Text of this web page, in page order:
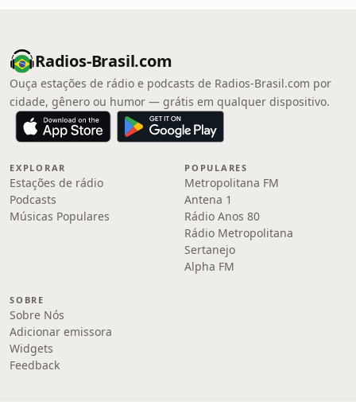
Radios-Brasil.com
Ouça estações de rádio e podcasts de Radios-Brasil.com por
cidade, gênero ou humor — grátis em qualquer dispositivo.
EXPLORAR
Estações de rádio
Podcasts
Músicas Populares
POPULARES
Metropolitana FM
Antena 1
Rádio Anos 80
Rádio Metropolitana
Sertanejo
Alpha FM
SOBRE
Sobre Nós
Adicionar emissora
Widgets
Feedback